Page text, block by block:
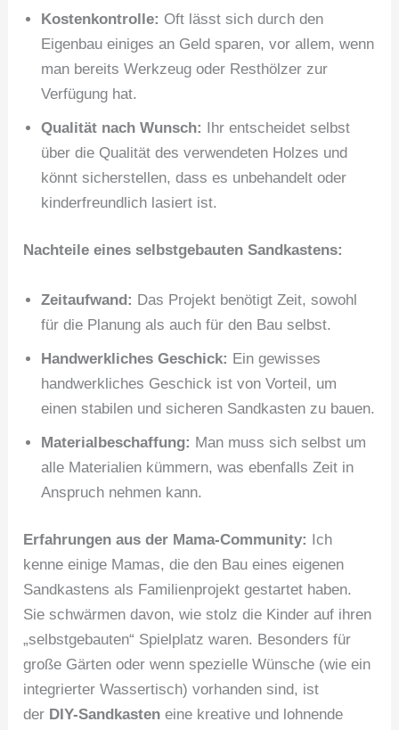
Kostenkontrolle: Oft lässt sich durch den
Eigenbau einiges an Geld sparen, vor allem, wenn
man bereits Werkzeug oder Resthölzer zur
Verfügung hat.
Qualität nach Wunsch: Ihr entscheidet selbst
über die Qualität des verwendeten Holzes und
könnt sicherstellen, dass es unbehandelt oder
kinderfreundlich lasiert ist.
Nachteile eines selbstgebauten Sandkastens:
Zeitaufwand: Das Projekt benötigt Zeit, sowohl
für die Planung als auch für den Bau selbst.
Handwerkliches Geschick: Ein gewisses
handwerkliches Geschick ist von Vorteil, um
einen stabilen und sicheren Sandkasten zu bauen.
Materialbeschaffung: Man muss sich selbst um
alle Materialien kümmern, was ebenfalls Zeit in
Anspruch nehmen kann.
Erfahrungen aus der Mama-Community: Ich
kenne einige Mamas, die den Bau eines eigenen
Sandkastens als Familienprojekt gestartet haben.
Sie schwärmen davon, wie stolz die Kinder auf ihren
„selbstgebauten“ Spielplatz waren. Besonders für
große Gärten oder wenn spezielle Wünsche (wie ein
integrierter Wassertisch) vorhanden sind, ist
der DIY-Sandkasten eine kreative und lohnende